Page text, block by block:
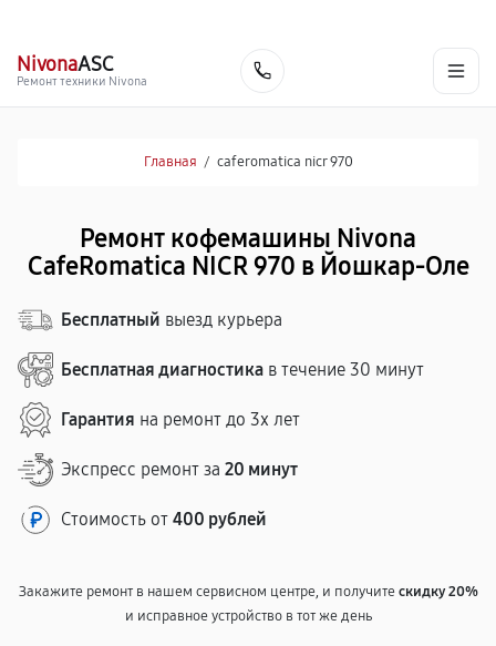
NivonaASC
Ремонт техники Nivona
Главная / caferomatica nicr 970
Ремонт кофемашины Nivona
CafeRomatica NICR 970 в Йошкар-Оле
Бесплатный выезд курьера
Бесплатная диагностика в течение 30 минут
Гарантия на ремонт до 3х лет
Экспресс ремонт за 20 минут
Стоимость от 400 рублей
Закажите ремонт в нашем сервисном центре, и получитескидку 20%
и исправное устройство в тот же день